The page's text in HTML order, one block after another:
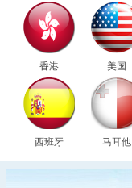
香港 美国
西班牙 马耳他